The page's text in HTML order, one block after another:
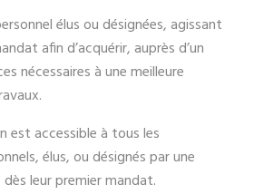
élus ou désignées, agissant
afin d’acquérir, auprès d’un
nécessaires à une meilleure
est accessible à tous les
élus, ou désignés par une
leur premier mandat.